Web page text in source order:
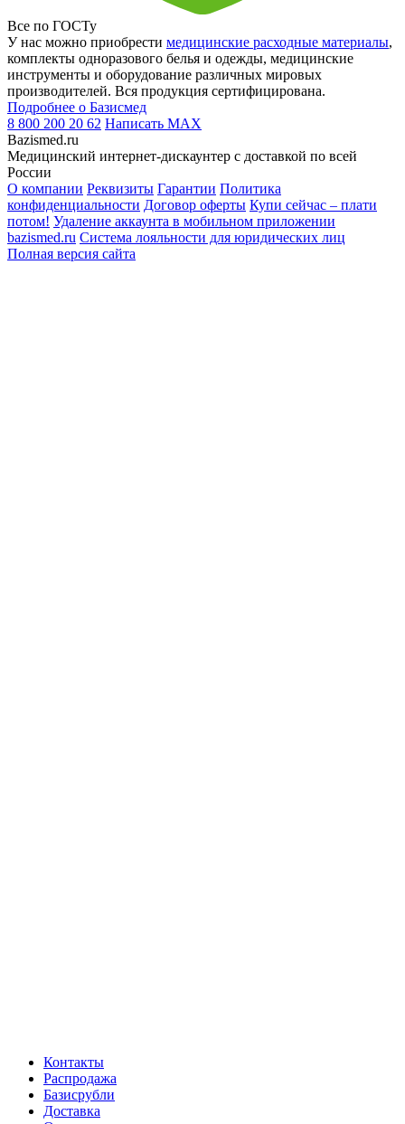
Все по ГОСТу
У нас можно приобрести медицинские расходные материалы,
комплекты одноразового белья и одежды, медицинские
инструменты и оборудование различных мировых
производителей. Вся продукция сертифицирована.
Подробнее о Базисмед
8 800 200 20 62 Написать MAX
Bazismed.ru
Медицинский интернет-дискаунтер с доставкой по всей
России
О компании Реквизиты Гарантии Политика
конфиденциальности Договор оферты Купи сейчас – плати
потом! Удаление аккаунта в мобильном приложении
bazismed.ru Система лояльности для юридических лиц
Полная версия сайта
Контакты
Распродажа
Базисрубли
Доставка